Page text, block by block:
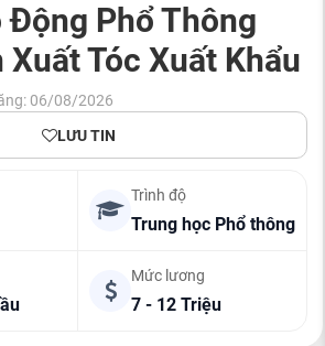
Động Phổ Thông
Xuất Tóc Xuất Khẩu
06/08/2026
LƯU TIN
Trình độ
Trung học Phổ thông
Mức lương
7 - 12 Triệu